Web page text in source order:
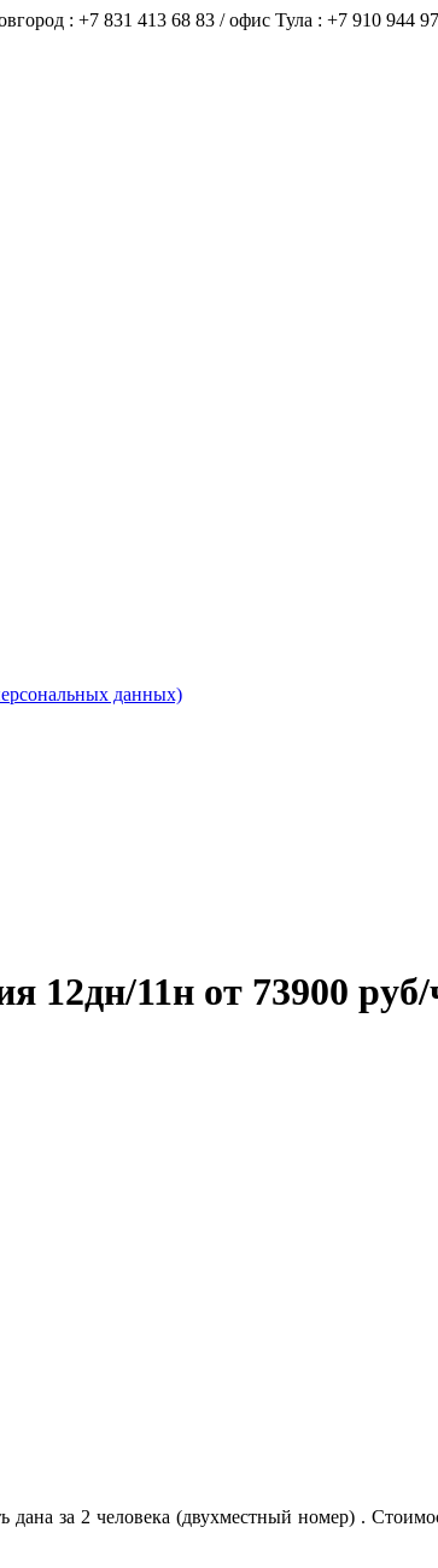
+7 831 413 68 83 / офис Тула : +7 910 944
данных)
12дн/11н от 73900
за 2 человека (двухместный номер) .